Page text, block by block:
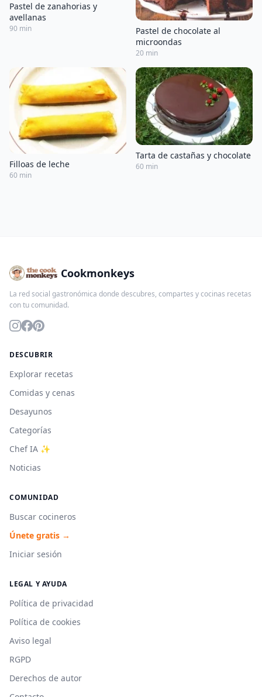
Pastel de zanahorias y
avellanas
90 min
Pastel de chocolate al
microondas
20 min
Filloas de leche
60 min
Tarta de castañas y chocolate
60 min
Cookmonkeys
La red social gastronómica donde descubres, compartes y cocinas recetas
con tu comunidad.
DESCUBRIR
Explorar recetas
Comidas y cenas
Desayunos
Categorías
Chef IA ✨
Noticias
COMUNIDAD
Buscar cocineros
Únete gratis →
Iniciar sesión
LEGAL Y AYUDA
Política de privacidad
Política de cookies
Aviso legal
RGPD
Derechos de autor